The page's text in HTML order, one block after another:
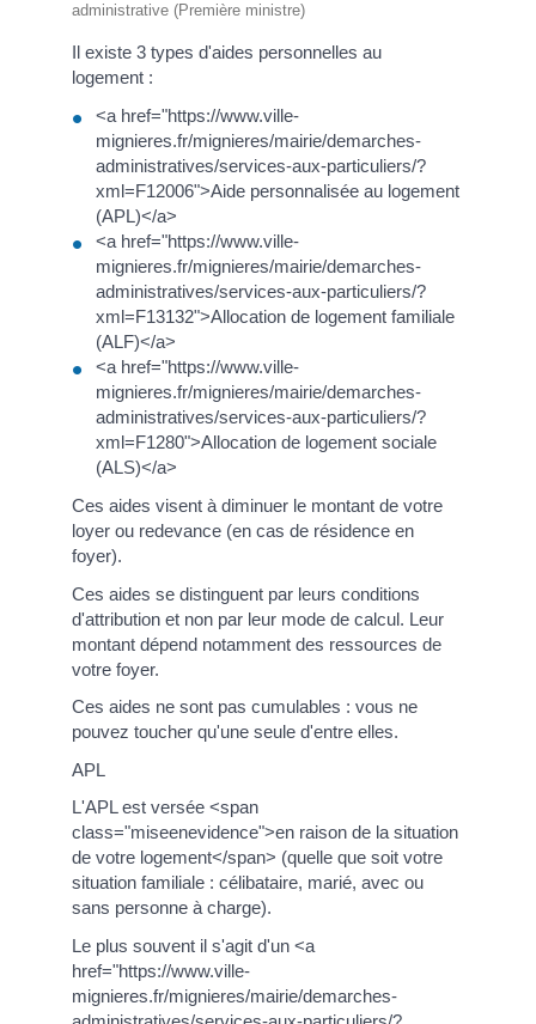
administrative (Première ministre)
Il existe 3 types d'aides personnelles au
logement :
<a href="https://www.ville-
mignieres.fr/mignieres/mairie/demarches-
administratives/services-aux-particuliers/?
xml=F12006">Aide personnalisée au logement
(APL)</a>
<a href="https://www.ville-
mignieres.fr/mignieres/mairie/demarches-
administratives/services-aux-particuliers/?
xml=F13132">Allocation de logement familiale
(ALF)</a>
<a href="https://www.ville-
mignieres.fr/mignieres/mairie/demarches-
administratives/services-aux-particuliers/?
xml=F1280">Allocation de logement sociale
(ALS)</a>
Ces aides visent à diminuer le montant de votre
loyer ou redevance (en cas de résidence en
foyer).
Ces aides se distinguent par leurs conditions
d'attribution et non par leur mode de calcul. Leur
montant dépend notamment des ressources de
votre foyer.
Ces aides ne sont pas cumulables : vous ne
pouvez toucher qu'une seule d'entre elles.
APL
L'APL est versée <span
class="miseenevidence">en raison de la situation
de votre logement</span> (quelle que soit votre
situation familiale : célibataire, marié, avec ou
sans personne à charge).
Le plus souvent il s'agit d'un <a
href="https://www.ville-
mignieres.fr/mignieres/mairie/demarches-